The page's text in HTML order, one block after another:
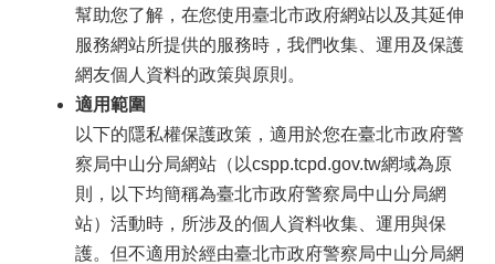
幫助您了解，在您使用臺北市政府網站以及其延伸
服務網站所提供的服務時，我們收集、運用及保護
網友個人資料的政策與原則。
適用範圍
以下的隱私權保護政策，適用於您在臺北市政府警
察局中山分局網站（以cspp.tcpd.gov.tw網域為原
則，以下均簡稱為臺北市政府警察局中山分局網
站）活動時，所涉及的個人資料收集、運用與保
護。但不適用於經由臺北市政府警察局中山分局網